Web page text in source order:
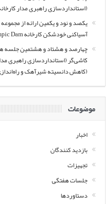
(استانداردسازی راهبری مدار
یکصد و نود و یکمین ارائه از
آسیاکنی خودشکن کارخانه Olympic Dam در استرالیا
چهارصد و هشتاد و هشتمین جلسه
کاشی‌گر (استانداردسازی راهبری
(کاهش دانسیته شیرآهک و
موضوعات
اخبار
بازدید کنندگان
تجهیزات
جلسات هفتگی
دستاوردها